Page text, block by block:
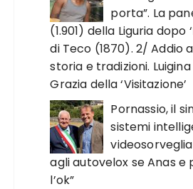
porta”. La
(1.901) della Liguria dopo
di Teco (1870). 2/ Addio
storia e tradizioni.
Grazia della ‘Visitazione’
Pornassio, il
sistemi
agli autovelox se Anas
l’ok”